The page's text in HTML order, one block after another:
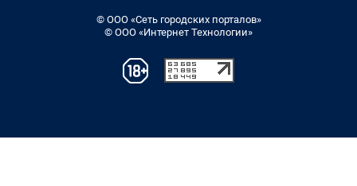
© ООО «Сеть городских порталов»
© ООО «Интернет Технологии»